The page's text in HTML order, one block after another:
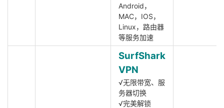
Android，
MAC，IOS，
Linux，路由器
等服务加速
SurfShark
VPN
√无限带宽、服
务器切换
√完美解锁